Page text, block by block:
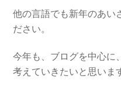
他の言語でも新年のあい
ださい。
今年も、ブログを中心に
考えていきたいと思いま